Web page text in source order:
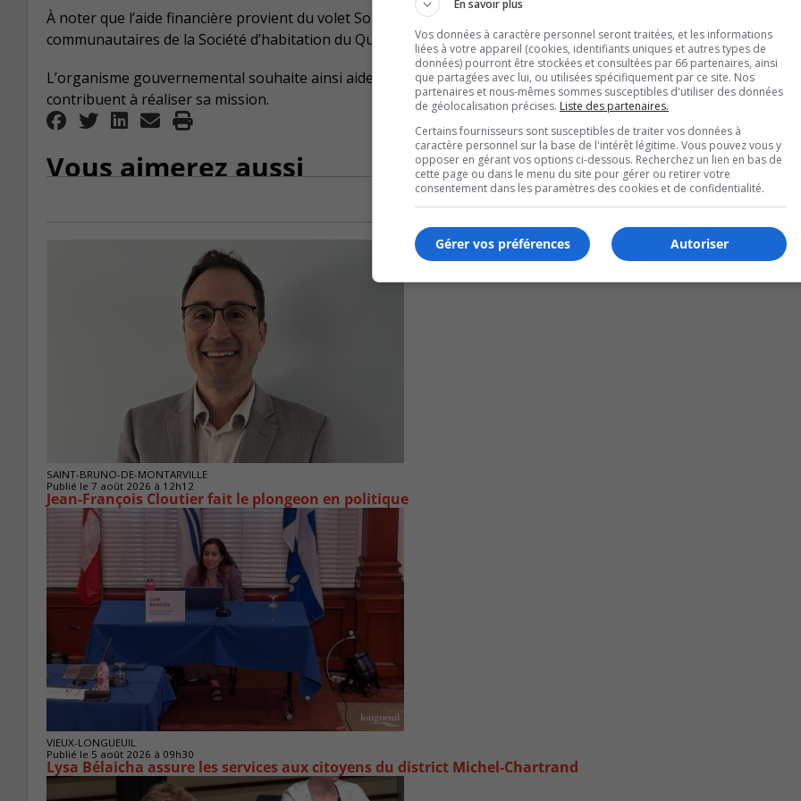
À noter que l’aide financière provient du volet Soutien à la mission globale du Programme d’aide aux organismes
communautaires de la Société d’habitation du Québec (SHQ).
L’organisme gouvernemental souhaite ainsi aider les organisations communautaires du secteur de l’habitation
contribuent à réaliser sa mission.
Vous aimerez aussi
SAINT-BRUNO-DE-MONTARVILLE
Publié le 7 août 2026 à 12h12
Jean-François Cloutier fait le plongeon en politique
VIEUX-LONGUEUIL
Publié le 5 août 2026 à 09h30
Lysa Bélaicha assure les services aux citoyens du district Michel‑Chartrand
En savoir plus
Vos données à caractère personnel seront traitées, et les informations
liées à votre appareil (cookies, identifiants uniques et autres types de
données) pourront être stockées et consultées par 66 partenaires, ainsi
que partagées avec lui, ou utilisées spécifiquement par ce site. Nos
partenaires et nous-mêmes sommes susceptibles d'utiliser des données
de géolocalisation précises. Liste des partenaires.
Certains fournisseurs sont susceptibles de traiter vos données à
caractère personnel sur la base de l'intérêt légitime. Vous pouvez vous y
opposer en gérant vos options ci-dessous. Recherchez un lien en bas de
cette page ou dans le menu du site pour gérer ou retirer votre
consentement dans les paramètres des cookies et de confidentialité.
Autoriser
Gérer vos préférences